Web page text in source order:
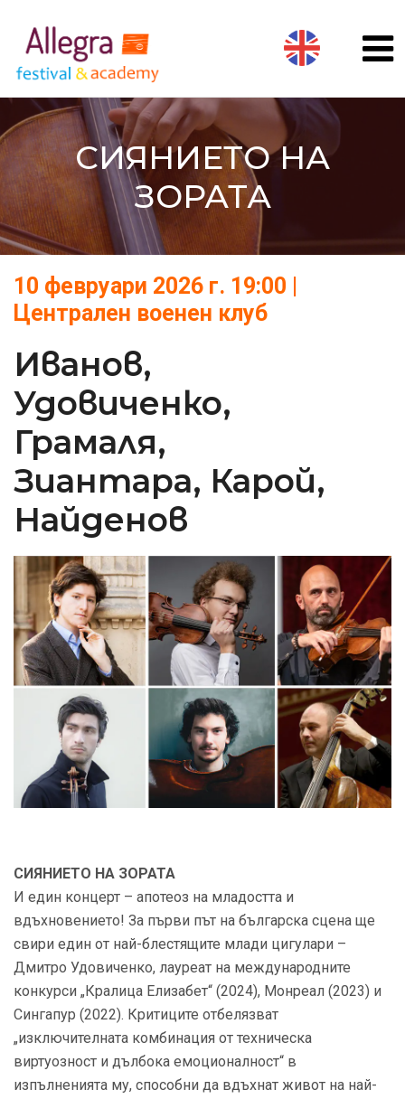
СИЯНИЕТО НА
ЗОРАТА
10 февруари 2026 г. 19:00
Централен военен клуб
Иванов,
Удовиченко,
Грамаля,
Зиантара, Карой,
Найденов
СИЯНИЕТО НА ЗОРАТА
И един концерт – апотеоз на младостта и
вдъхновението! За първи път на българска сцена ще
свири един от най-блестящите млади цигулари –
Дмитро Удовиченко, лауреат на международните
конкурси „Кралица Елизабет“ (2024), Монреал (2023) и
Сингапур (2022). Критиците отбелязват
„изключителната комбинация от техническа
виртуозност и дълбока емоционалност“ в
изпълненията му, способни да вдъхнат живот на най-